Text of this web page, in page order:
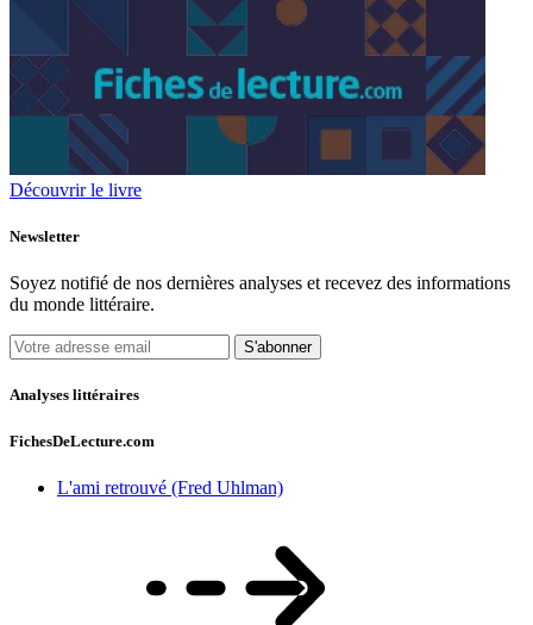
Découvrir le livre
Newsletter
Soyez notifié de nos dernières analyses et recevez des informations
du monde littéraire.
S'abonner
Analyses littéraires
FichesDeLecture.com
L'ami retrouvé (Fred Uhlman)